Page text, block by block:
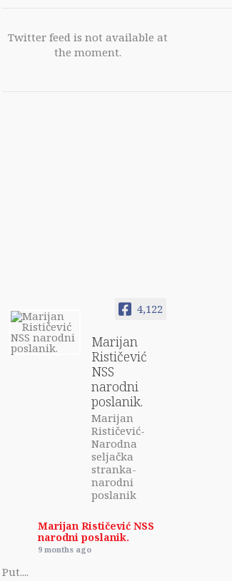
Twitter feed is not available at
the moment.
4,122
Marijan
Rističević
NSS
narodni
poslanik.
Marijan
Rističević-
Narodna
seljačka
stranka-
narodni
poslanik
Marijan Rističević NSS
narodni poslanik.
9 months ago
Put....